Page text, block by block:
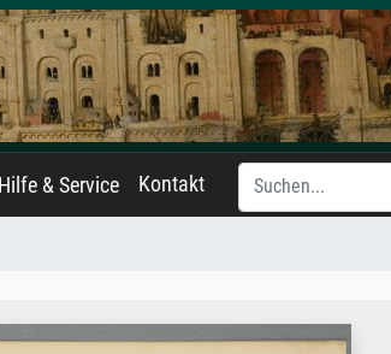
Hilfe & Service Kontakt